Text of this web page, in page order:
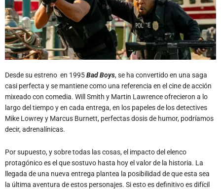
Desde su estreno en 1995Bad Boys, se ha convertido en una saga
casi perfecta y se mantiene como una referencia en el cine de acción
mixeado con comedia. Will Smith y Martin Lawrence ofrecieron a lo
largo del tiempo y en cada entrega, en los papeles de los detectives
Mike Lowrey y Marcus Burnett, perfectas dosis de humor, podríamos
decir, adrenalínicas.
Por supuesto, y sobre todas las cosas, el impacto del elenco
protagónico es el que sostuvo hasta hoy el valor de la historia. La
llegada de una nueva entrega plantea la posibilidad de que esta sea
la última aventura de estos personajes. Si esto es definitivo es difícil